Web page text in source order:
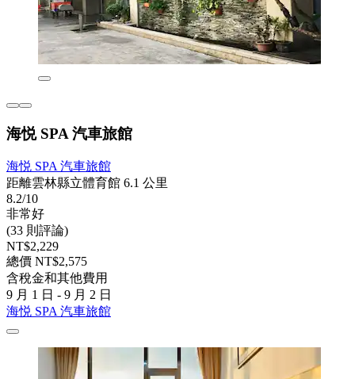
海悦 SPA 汽車旅館
海悦 SPA 汽車旅館
距離雲林縣立體育館 6.1 公里
8.2/10
非常好
(33 則評論)
NT$2,229
總價 NT$2,575
含稅金和其他費用
9 月 1 日 - 9 月 2 日
海悦 SPA 汽車旅館